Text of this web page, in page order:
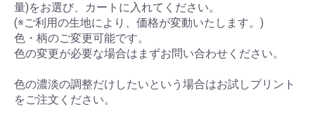
量)をお選び、カートに入れてください。
(※ご利用の生地により、価格が変動いたします。)
色・柄のご変更可能です。
色の変更が必要な場合はまずお問い合わせください。
色の濃淡の調整だけしたいという場合はお試しプリント
をご注文ください。